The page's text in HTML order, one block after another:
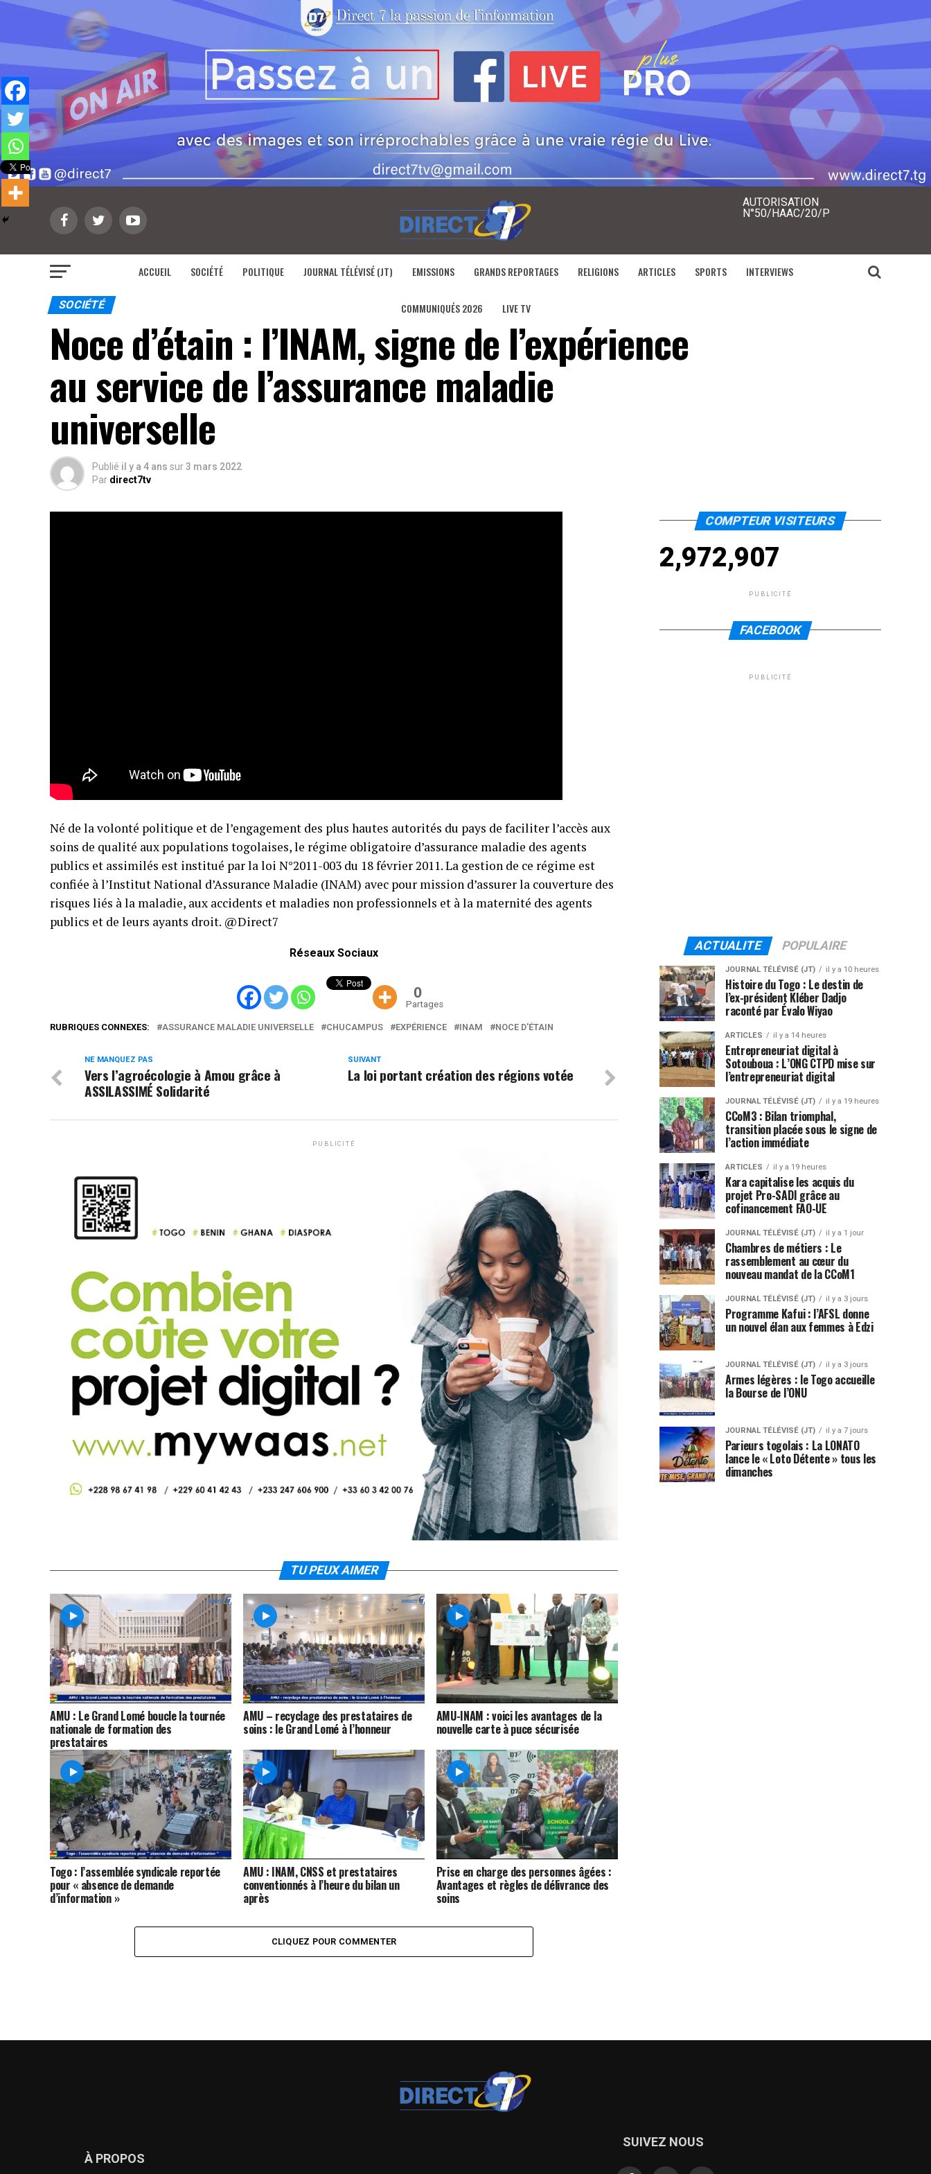
AUTORISATION
N°50/HAAC/20/P
ACCUEIL SOCIÉTÉ POLITIQUE JOURNAL TÉLÉVISÉ (JT) EMISSIONS GRANDS REPORTAGES RELIGIONS ARTICLES SPORTS INTERVIEWS
COMMUNIQUÉS 2026 LIVE TV
SOCIÉTÉ
Noce d’étain : l’INAM, signe de l’expérience
au service de l’assurance maladie
universelle
Publié il y a 4 ans sur3 mars 2022
Par direct7tv
Né de la volonté politique et de l’engagement des plus hautes autorités du pays de faciliter l’accès aux
soins de qualité aux populations togolaises, le régime obligatoire d’assurance maladie des agents
publics et assimilés est institué par la loi N°2011-003 du 18 février 2011. La gestion de ce régime est
confiée à l’Institut National d’Assurance Maladie (INAM) avec pour mission d’assurer la couverture des
risques liés à la maladie, aux accidents et maladies non professionnels et à la maternité des agents
publics et de leurs ayants droit. @Direct7
Réseaux Sociaux
0
Partages
RUBRIQUES CONNEXES: ASSURANCE MALADIE UNIVERSELLE CHUCAMPUS EXPÉRIENCE INAM NOCE D'ÉTAIN
SUIVANT
La loi portant création des régions votée
NE MANQUEZ PAS
Vers l’agroécologie à Amou grâce à
ASSILASSIMÉ Solidarité
PUBLICITÉ
TU PEUX AIMER
AMU : Le Grand Lomé boucle la tournée
nationale de formation des
prestataires
AMU – recyclage des prestataires de
soins : le Grand Lomé à l’honneur
AMU-INAM : voici les avantages de la
nouvelle carte à puce sécurisée
Togo : l’assemblée syndicale reportée
pour « absence de demande
d’information »
AMU : INAM, CNSS et prestataires
conventionnés à l’heure du bilan un
après
Prise en charge des personnes âgées :
Avantages et règles de délivrance des
soins
CLIQUEZ POUR COMMENTER
COMPTEUR VISITEURS
2,972,907
PUBLICITÉ
FACEBOOK
PUBLICITÉ
ACTUALITE POPULAIRE
JOURNAL TÉLÉVISÉ (JT) il y a 10 heures
Histoire du Togo : Le destin de
l’ex-président Kléber Dadjo
raconté par Évalo Wiyao
ARTICLES il y a 14 heures
Entrepreneuriat digital à
Sotouboua : L’ONG CTPD mise sur
l’entrepreneuriat digital
JOURNAL TÉLÉVISÉ (JT) il y a 19 heures
CCoM3 : Bilan triomphal,
transition placée sous le signe de
l’action immédiate
ARTICLES il y a 19 heures
Kara capitalise les acquis du
projet Pro-SADI grâce au
cofinancement FAO-UE
JOURNAL TÉLÉVISÉ (JT) il y a 1 jour
Chambres de métiers : Le
rassemblement au cœur du
nouveau mandat de la CCoM1
JOURNAL TÉLÉVISÉ (JT) il y a 3 jours
Programme Kafui : l’AFSL donne
un nouvel élan aux femmes à Edzi
JOURNAL TÉLÉVISÉ (JT) il y a 3 jours
Armes légères : le Togo accueille
la Bourse de l’ONU
JOURNAL TÉLÉVISÉ (JT) il y a 7 jours
Parieurs togolais : La LONATO
lance le « Loto Détente » tous les
dimanches
À PROPOS
SUIVEZ NOUS